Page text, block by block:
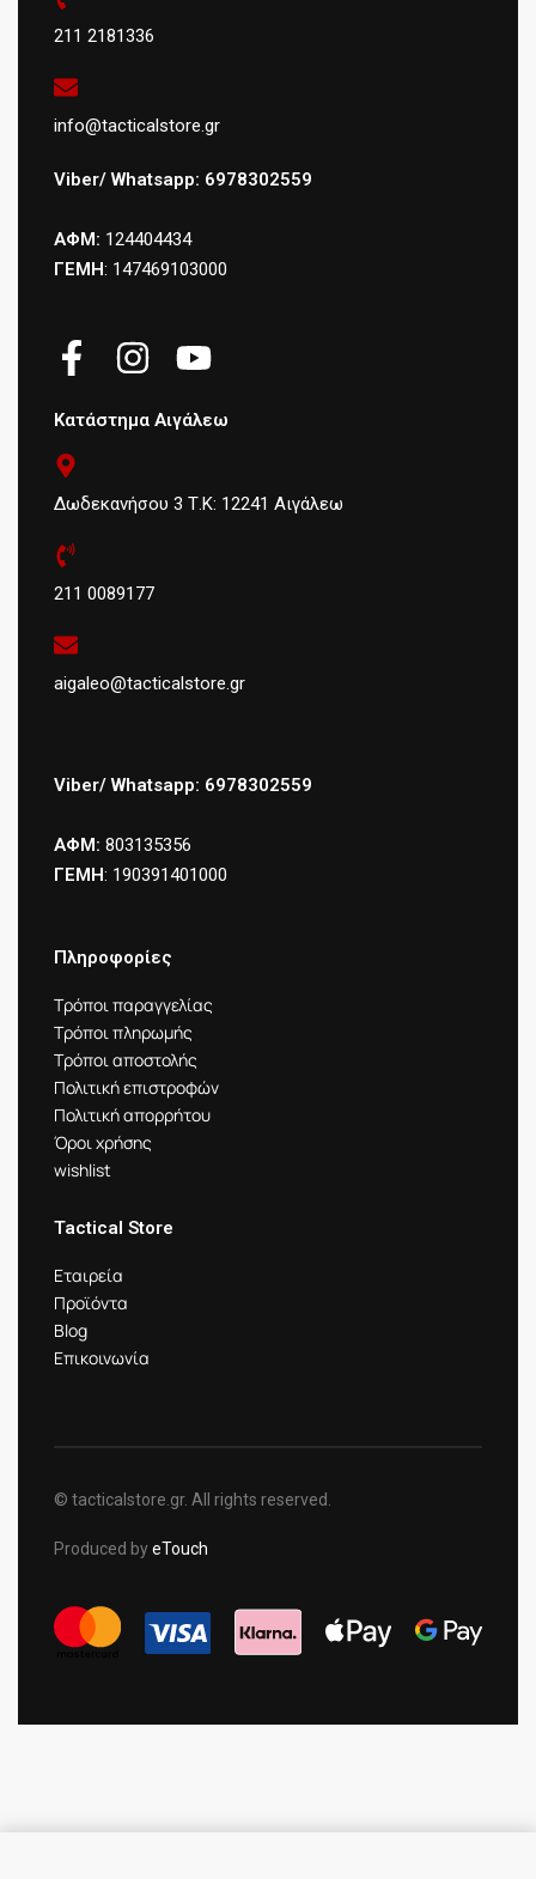
211 2181336
info@tacticalstore.gr
Viber/ Whatsapp: 6978302559
ΑΦΜ: 124404434
ΓΕΜΗ: 147469103000
Κατάστημα Αιγάλεω
Δωδεκανήσου 3 Τ.Κ: 12241 Αιγάλεω
211 0089177
aigaleo@tacticalstore.gr
Viber/ Whatsapp: 6978302559
ΑΦΜ: 803135356
ΓΕΜΗ: 190391401000
Πληροφορίες
Τρόποι παραγγελίας
Τρόποι πληρωμής
Τρόποι αποστολής
Πολιτική επιστροφών
Πολιτική απορρήτου
Όροι χρήσης
wishlist
Tactical Store
Εταιρεία
Προϊόντα
Blog
Επικοινωνία
© tacticalstore.gr. All rights reserved.
Produced byeTouch